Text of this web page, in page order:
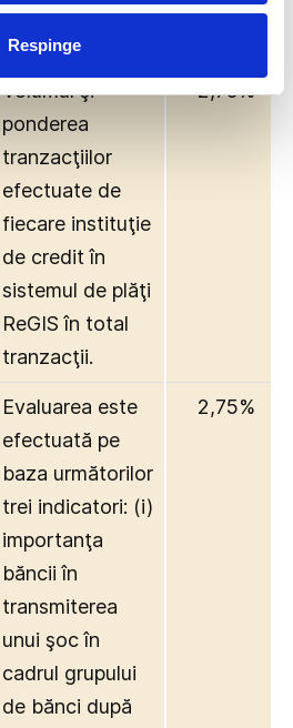
Respinge
pieţei
interbancare.
Volumul şi
ponderea
tranzacţiilor
efectuate de
fiecare instituţie
de credit în
sistemul de plăţi
ReGIS în total
tranzacţii.
2,75%
Evaluarea este
efectuată pe
baza următorilor
trei indicatori: (i)
importanţa
băncii în
transmiterea
unui şoc în
cadrul grupului
de bănci după
2,75%